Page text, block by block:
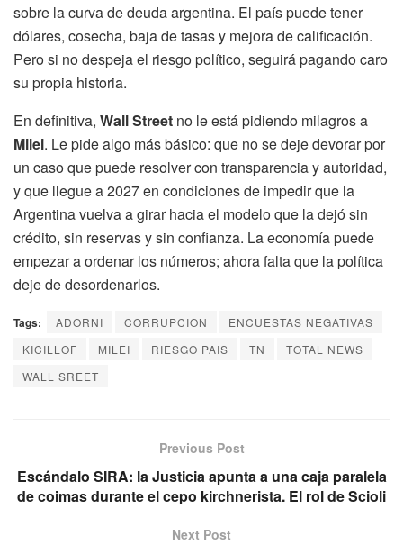
sobre la curva de deuda argentina. El país puede tener
dólares, cosecha, baja de tasas y mejora de calificación.
Pero si no despeja el riesgo político, seguirá pagando caro
su propia historia.
En definitiva, Wall Street no le está pidiendo milagros a
Milei. Le pide algo más básico: que no se deje devorar por
un caso que puede resolver con transparencia y autoridad,
y que llegue a 2027 en condiciones de impedir que la
Argentina vuelva a girar hacia el modelo que la dejó sin
crédito, sin reservas y sin confianza. La economía puede
empezar a ordenar los números; ahora falta que la política
deje de desordenarlos.
Tags: ADORNI CORRUPCION
ENCUESTAS NEGATIVAS
KICILLOF
MILEI RIESGO PAIS TN
TOTAL NEWS
WALL SREET
Previous Post
Escándalo SIRA: la Justicia apunta a una caja paralela
de coimas durante el cepo kirchnerista. El rol de Scioli
Next Post